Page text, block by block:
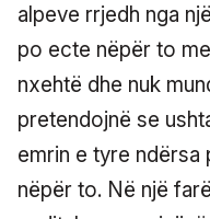
alpeve rrjedh nga
po ecte nëpër to
nxehtë dhe nuk
pretendojnë se
emrin e tyre ndërsa
nëpër to. Në një